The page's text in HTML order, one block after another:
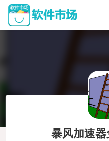
暴风加速